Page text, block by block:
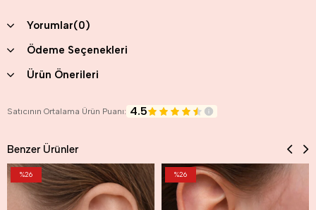
Yorumlar(0)
Ödeme Seçenekleri
Ürün Önerileri
Satıcının Ortalama Ürün Puanı: 4.5
Benzer Ürünler
%26 %26